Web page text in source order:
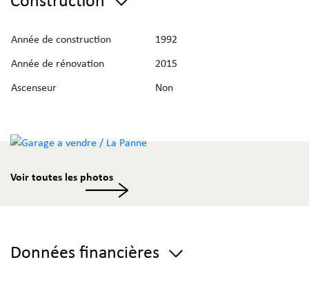
Année de construction
1992
Année de rénovation
2015
Ascenseur
Non
Voir toutes les photos
Données financières